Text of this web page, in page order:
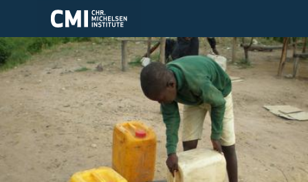
Skip to main content